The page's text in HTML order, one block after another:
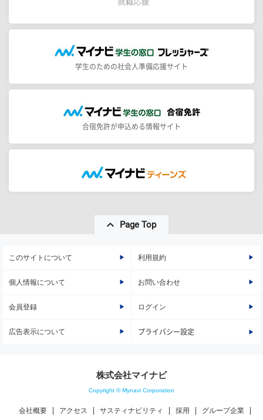
学生のための社会人準備応援サイト
合宿免許が申込める情報サイト
Page Top
このサイトについて 利用規約
個人情報について お問い合わせ
会員登録 ログイン
広告表示について プライバシー設定
株式会社マイナビ
Copyright © Mynavi Corporation
会社概要 アクセス サスティナビリティ 採用 グループ企業